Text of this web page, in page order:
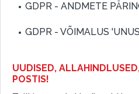
GDPR - ANDMETE
GDPR - VÕIMALUS
UUDISED,
POSTIS!